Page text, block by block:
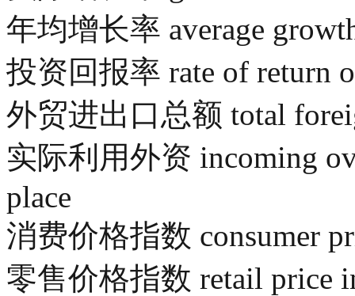
年均增长率 average
投资回报率 rate of return
外贸进出口总额 total
实际利用外资 incoming
place
消费价格指数 consumer
零售价格指数 retail price